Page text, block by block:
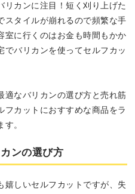
リカンに注目！短く刈り上げた
スタイルが崩れるので頻繁な手
室に行くのはお金も時間もかか
でバリカンを使ってセルフカッ
適なバリカンの選び方と売れ筋
フカットにおすすめな商品をラ
。
ンの選び方
嬉しいセルフカットですが、失